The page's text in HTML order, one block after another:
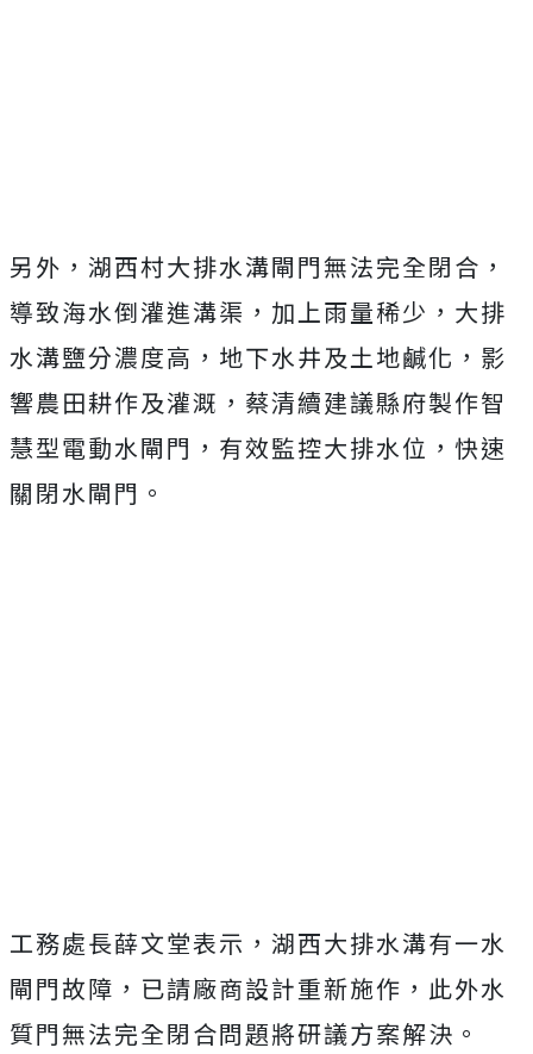
另外，湖西村大排水溝閘門無法完全閉合，
導致海水倒灌進溝渠，加上雨量稀少，大排
水溝鹽分濃度高，地下水井及土地鹹化，影
響農田耕作及灌溉，蔡清續建議縣府製作智
慧型電動水閘門，有效監控大排水位，快速
關閉水閘門。
工務處長薛文堂表示，湖西大排水溝有一水
閘門故障，已請廠商設計重新施作，此外水
質門無法完全閉合問題將研議方案解決。